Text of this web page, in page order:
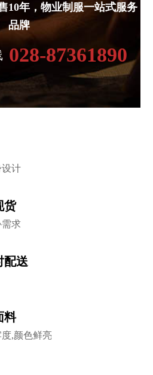
10年，物业制服一站式服务
品牌
028-87361890
计
货
求
配送
料
,颜色鲜亮